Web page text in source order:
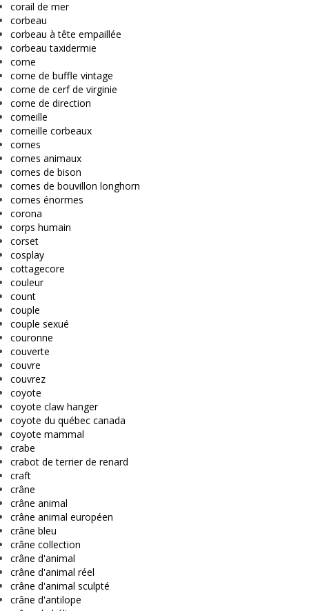
corail de mer
corbeau
corbeau à tête empaillée
corbeau taxidermie
corne
corne de buffle vintage
corne de cerf de virginie
corne de direction
corneille
corneille corbeaux
cornes
cornes animaux
cornes de bison
cornes de bouvillon longhorn
cornes énormes
corona
corps humain
corset
cosplay
cottagecore
couleur
count
couple
couple sexué
couronne
couverte
couvre
couvrez
coyote
coyote claw hanger
coyote du québec canada
coyote mammal
crabe
crabot de terrier de renard
craft
crâne
crâne animal
crâne animal européen
crâne bleu
crâne collection
crâne d'animal
crâne d'animal réel
crâne d'animal sculpté
crâne d'antilope